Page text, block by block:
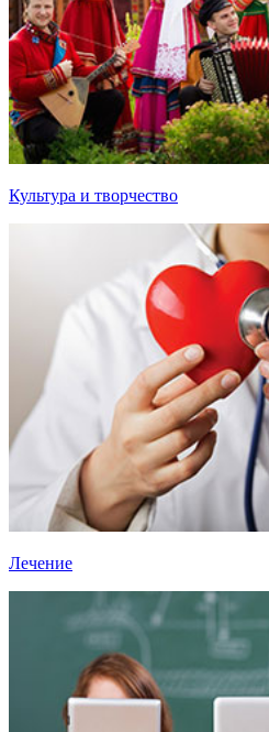
Культура и творчество
Лечение